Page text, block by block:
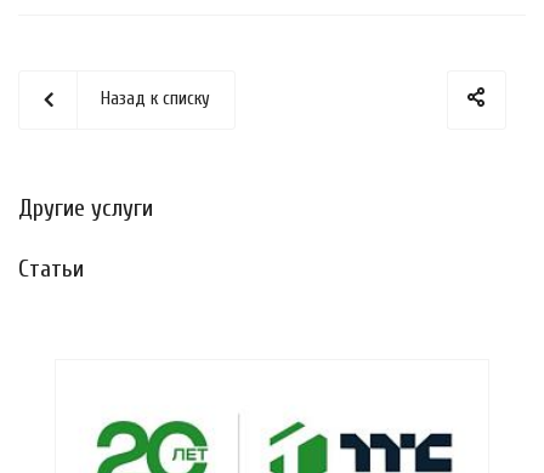
Назад к списку
Другие услуги
Статьи